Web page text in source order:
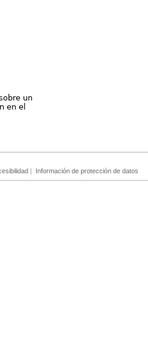
un
en el
| Información de protección de datos